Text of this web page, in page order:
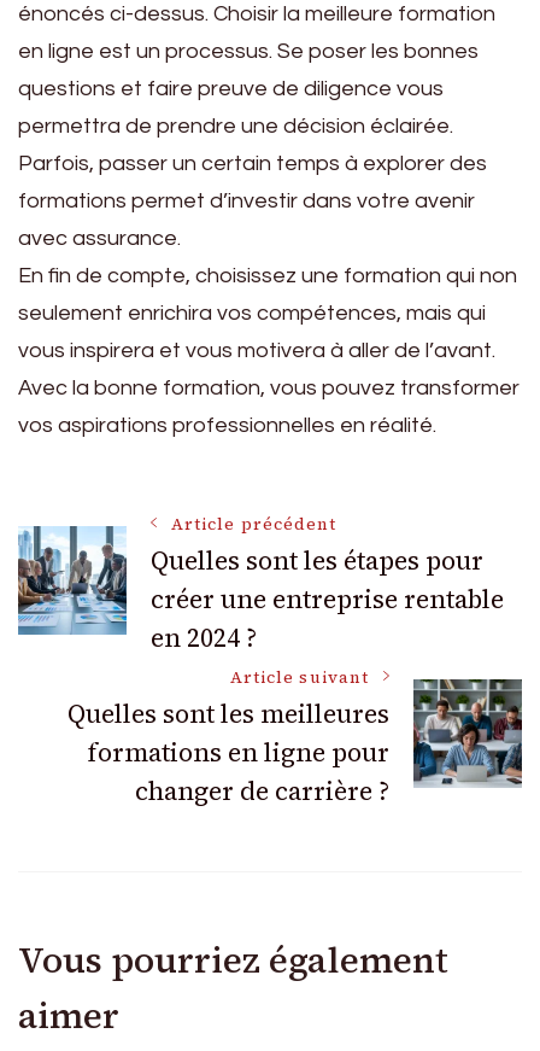
énoncés ci-dessus. Choisir la meilleure formation
en ligne est un processus. Se poser les bonnes
questions et faire preuve de diligence vous
permettra de prendre une décision éclairée.
Parfois, passer un certain temps à explorer des
formations permet d’investir dans votre avenir
avec assurance.
En fin de compte, choisissez une formation qui non
seulement enrichira vos compétences, mais qui
vous inspirera et vous motivera à aller de l’avant.
Avec la bonne formation, vous pouvez transformer
vos aspirations professionnelles en réalité.
Navigation
des
articles
Article précédent
Quelles sont les étapes pour
créer une entreprise rentable
en 2024 ?
Article suivant
Quelles sont les meilleures
formations en ligne pour
changer de carrière ?
Vous pourriez également
aimer